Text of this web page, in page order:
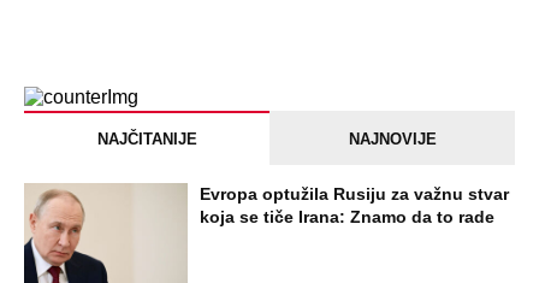
NAJČITANIJE NAJNOVIJE
Evropa optužila Rusiju za važnu stvar
koja se tiče Irana: Znamo da to rade